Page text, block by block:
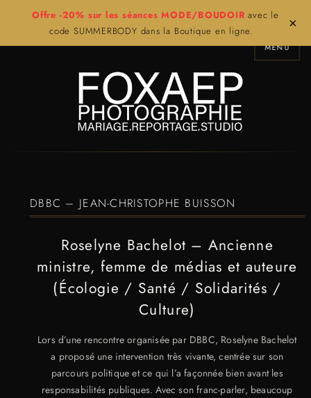
Offre -20% sur les séances MODE/BOUDOIR avec le
code SUMMERBODY dans la Boutique en ligne.
×
MENU
DBBC – JEAN-CHRISTOPHE BUISSON
Roselyne Bachelot – Ancienne
ministre, femme de médias et auteure
(Écologie / Santé / Solidarités /
Culture)
Lors d’une rencontre organisée par DBBC, Roselyne Bachelot
a proposé une intervention très vivante, centrée sur son
parcours politique et ce qui l’a façonnée bien avant les
responsabilités publiques. Avec son franc-parler, beaucoup